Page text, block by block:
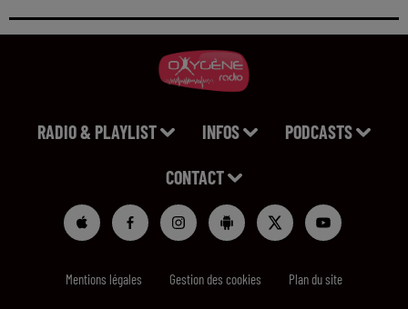
RADIO & PLAYLIST INFOS PODCASTS
CONTACT
Mentions légales Gestion des cookies Plan du site